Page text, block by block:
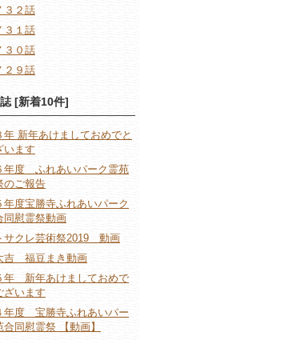
３２話
３１話
３０話
２９話
[新着10件]
年 新年あけましておめでと
います
年度 ふれあいパーク霊苑
のご報告
年度宝勝寺ふれあいパーク
同慰霊祭動画
サクレ芸術祭2019 動画
吉 福豆まき動画
年 新年あけましておめで
ざいます
年度 宝勝寺ふれあいパー
合同慰霊祭 【動画】